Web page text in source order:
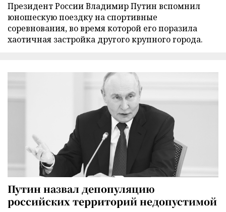
Президент России Владимир Путин вспомнил
юношескую поездку на спортивные
соревнования, во время которой его поразила
хаотичная застройка другого крупного города.
Путин назвал депопуляцию
российских территорий недопустимой